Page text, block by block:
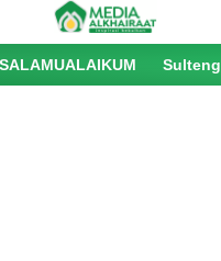
Sulteng